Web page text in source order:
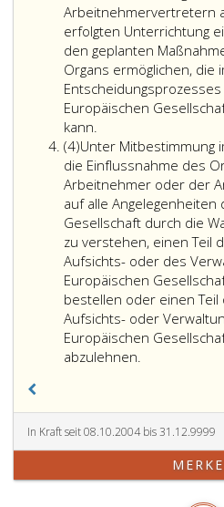
ist
die
des
Organs
zur
der
oder
der
durch
das
zuständige
Organ
der
zu
verstehen,
Arbeitnehmervertretern
erfolgten Unterrichtung
den geplanten
Organs ermöglichen, die
Europäischen
kann.
Anhörung
im
Sinn
des
römisch
VI.
Teiles
ist
der
Meinungsaustausch
und
die
Dialogs
zwischen
dem
(4)Absatz
4
Unter Mitbestimmung
die Einflussnahme des
Arbeitnehmer oder der
auf alle Angelegenheiten
Gesellschaft durch die
zu verstehen, einen Teil
Aufsichts- oder des
Europäischen
bestellen oder einen
Aufsichts- oder
Europäischen
abzulehnen.
Sinn
des
römisch
In Kraft seit 08.10.2004 bis 31.12.9999